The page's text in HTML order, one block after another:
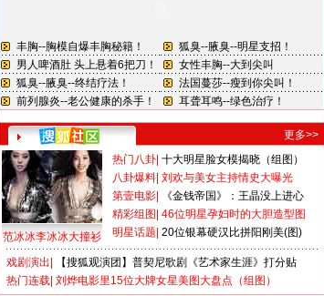
更多>>
范冰冰李冰冰大撞衫
热门八卦 十大明星脸女模揭晓（组图）
八卦爆料 刘欢与美女主持情史大曝光
第壹电影
《金钱帝国》：王晶没上进心
精彩组图 46位明星孕妇时的大胆造型图
明星话题 20位银幕硬汉比拼阳刚美(图)
戏剧演出
【搜狐观演团】普契尼歌剧《艺术家生涯》打分贴
热门连载 刘烨电影里15位大牌女星美图大盘点（组图）